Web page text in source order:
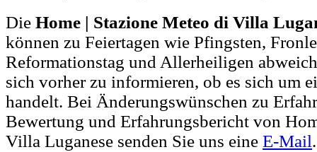
Die Home | Stazione Meteo di Villa
können zu Feiertagen wie Pfingsten,
Reformationstag und Allerheiligen
sich vorher zu informieren, ob es sich um
handelt. Bei Änderungswünschen zu
Bewertung und Erfahrungsbericht von
Villa Luganese senden Sie uns eine E-Mail